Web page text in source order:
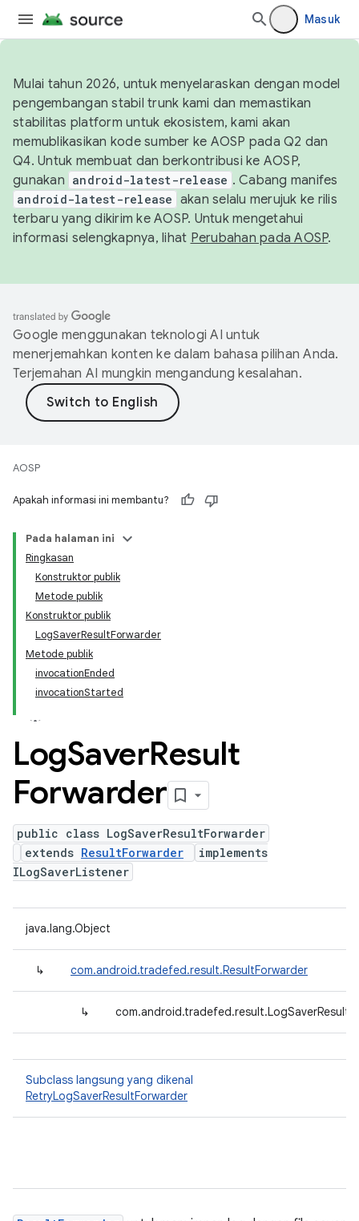
Masuk
Mulai tahun 2026, untuk menyelaraskan dengan model
pengembangan stabil trunk kami dan memastikan
stabilitas platform untuk ekosistem, kami akan
memublikasikan kode sumber ke AOSP pada Q2 dan
Q4. Untuk membuat dan berkontribusi ke AOSP,
gunakan android-latest-release . Cabang manifes
android-latest-release akan selalu merujuk ke rilis
terbaru yang dikirim ke AOSP. Untuk mengetahui
informasi selengkapnya, lihat Perubahan pada AOSP.
Google menggunakan teknologi AI untuk
menerjemahkan konten ke dalam bahasa pilihan Anda.
Terjemahan AI mungkin mengandung kesalahan.
AOSP
Apakah informasi ini membantu?
Pada halaman ini
Ringkasan
Konstruktor publik
Metode publik
Konstruktor publik
LogSaverResultForwarder
Metode publik
invocationEnded
invocationStarted
LogSaverResult
Forwarder
public class LogSaverResultForwarder
extends ResultForwarder
implements
ILogSaverListener
java.lang.Object
↳ com.android.tradefed.result.ResultForwarder
↳
Subclass langsung yang dikenal
RetryLogSaverResultForwarder